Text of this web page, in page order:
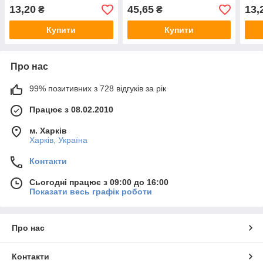
13,20 ₴
Купити
33 см
45,65₴
Купити
Про нас
99% позитивних з 728 відгуків за рік
Працює з 08.02.2010
м. Харків
Харків, Україна
Контакти
Сьогодні працює з 09:00 до 16:00
Показати весь графік роботи
Про нас
Контакти